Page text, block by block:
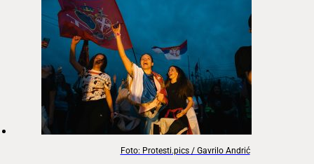
Foto: Protesti.pics / Gavrilo Andrić